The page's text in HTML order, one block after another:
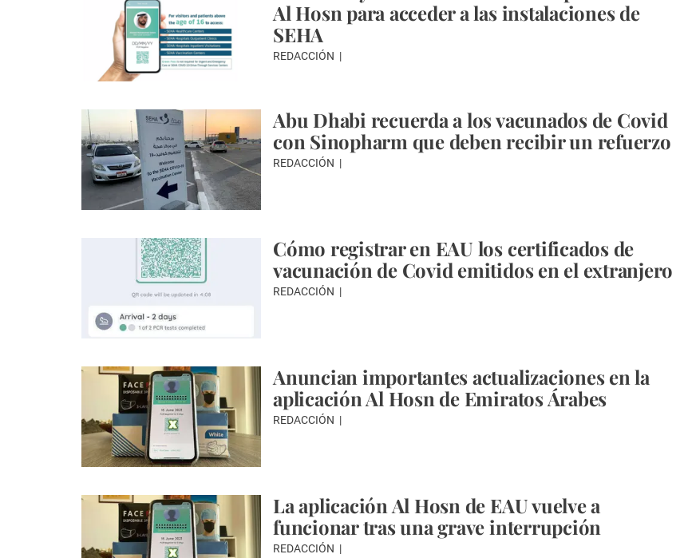
Al Hosn para acceder a las instalaciones de
SEHA
REDACCIÓN
Abu Dhabi recuerda a los vacunados de Covid
con Sinopharm que deben recibir un refuerzo
REDACCIÓN
Cómo registrar en EAU los certificados de
vacunación de Covid emitidos en el extranjero
REDACCIÓN
Anuncian importantes actualizaciones en la
aplicación Al Hosn de Emiratos Árabes
REDACCIÓN
La aplicación Al Hosn de EAU vuelve a
funcionar tras una grave interrupción
REDACCIÓN